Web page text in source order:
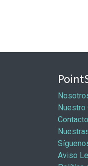
Nuestro
Contacto
Aviso